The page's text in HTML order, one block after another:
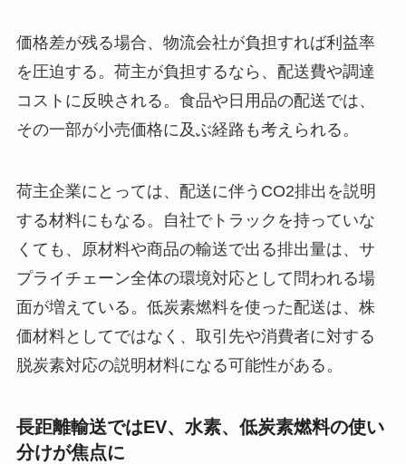
価格差が残る場合、物流会社が負担すれば利益率
を圧迫する。荷主が負担するなら、配送費や調達
コストに反映される。食品や日用品の配送では、
その一部が小売価格に及ぶ経路も考えられる。
荷主企業にとっては、配送に伴うCO2排出を説明
する材料にもなる。自社でトラックを持っていな
くても、原材料や商品の輸送で出る排出量は、サ
プライチェーン全体の環境対応として問われる場
面が増えている。低炭素燃料を使った配送は、株
価材料としてではなく、取引先や消費者に対する
脱炭素対応の説明材料になる可能性がある。
長距離輸送ではEV、水素、低炭素燃料の使い
分けが焦点に